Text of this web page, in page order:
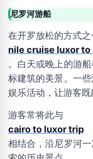
尼罗河游船
在开罗放松的方式
nile cruise luxor to
。白天或晚上的游
标建筑的美景。一
娱乐活动，让游客既
游客常将此与
cairo to luxor trip
相结合，沿尼罗河